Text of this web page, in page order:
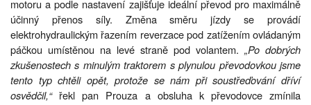
motoru a podle nastavení zajišťuje ideální převod pro maximálně
účinný přenos síly. Změna směru jízdy se provádí
elektrohydraulickým řazením reverzace pod zatížením ovládaným
páčkou umístěnou na levé straně pod volantem. „Po dobrých
zkušenostech s minulým traktorem s plynulou převodovkou jsme
tento typ chtěli opět, protože se nám při soustřeďování dříví
osvědčil,“řekl pan Prouza a obsluha k převodovce zmínila